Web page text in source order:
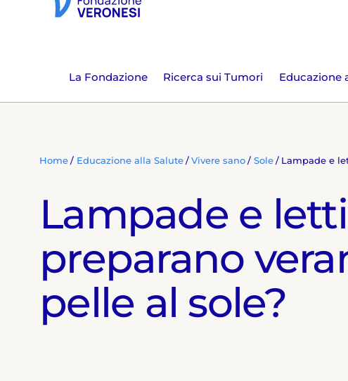
La Fondazione Ricerca sui Tumori Educazione
Home Educazione alla Salute Vivere sano Sole Lampade e
Lampade e
preparano
pelle al sole?